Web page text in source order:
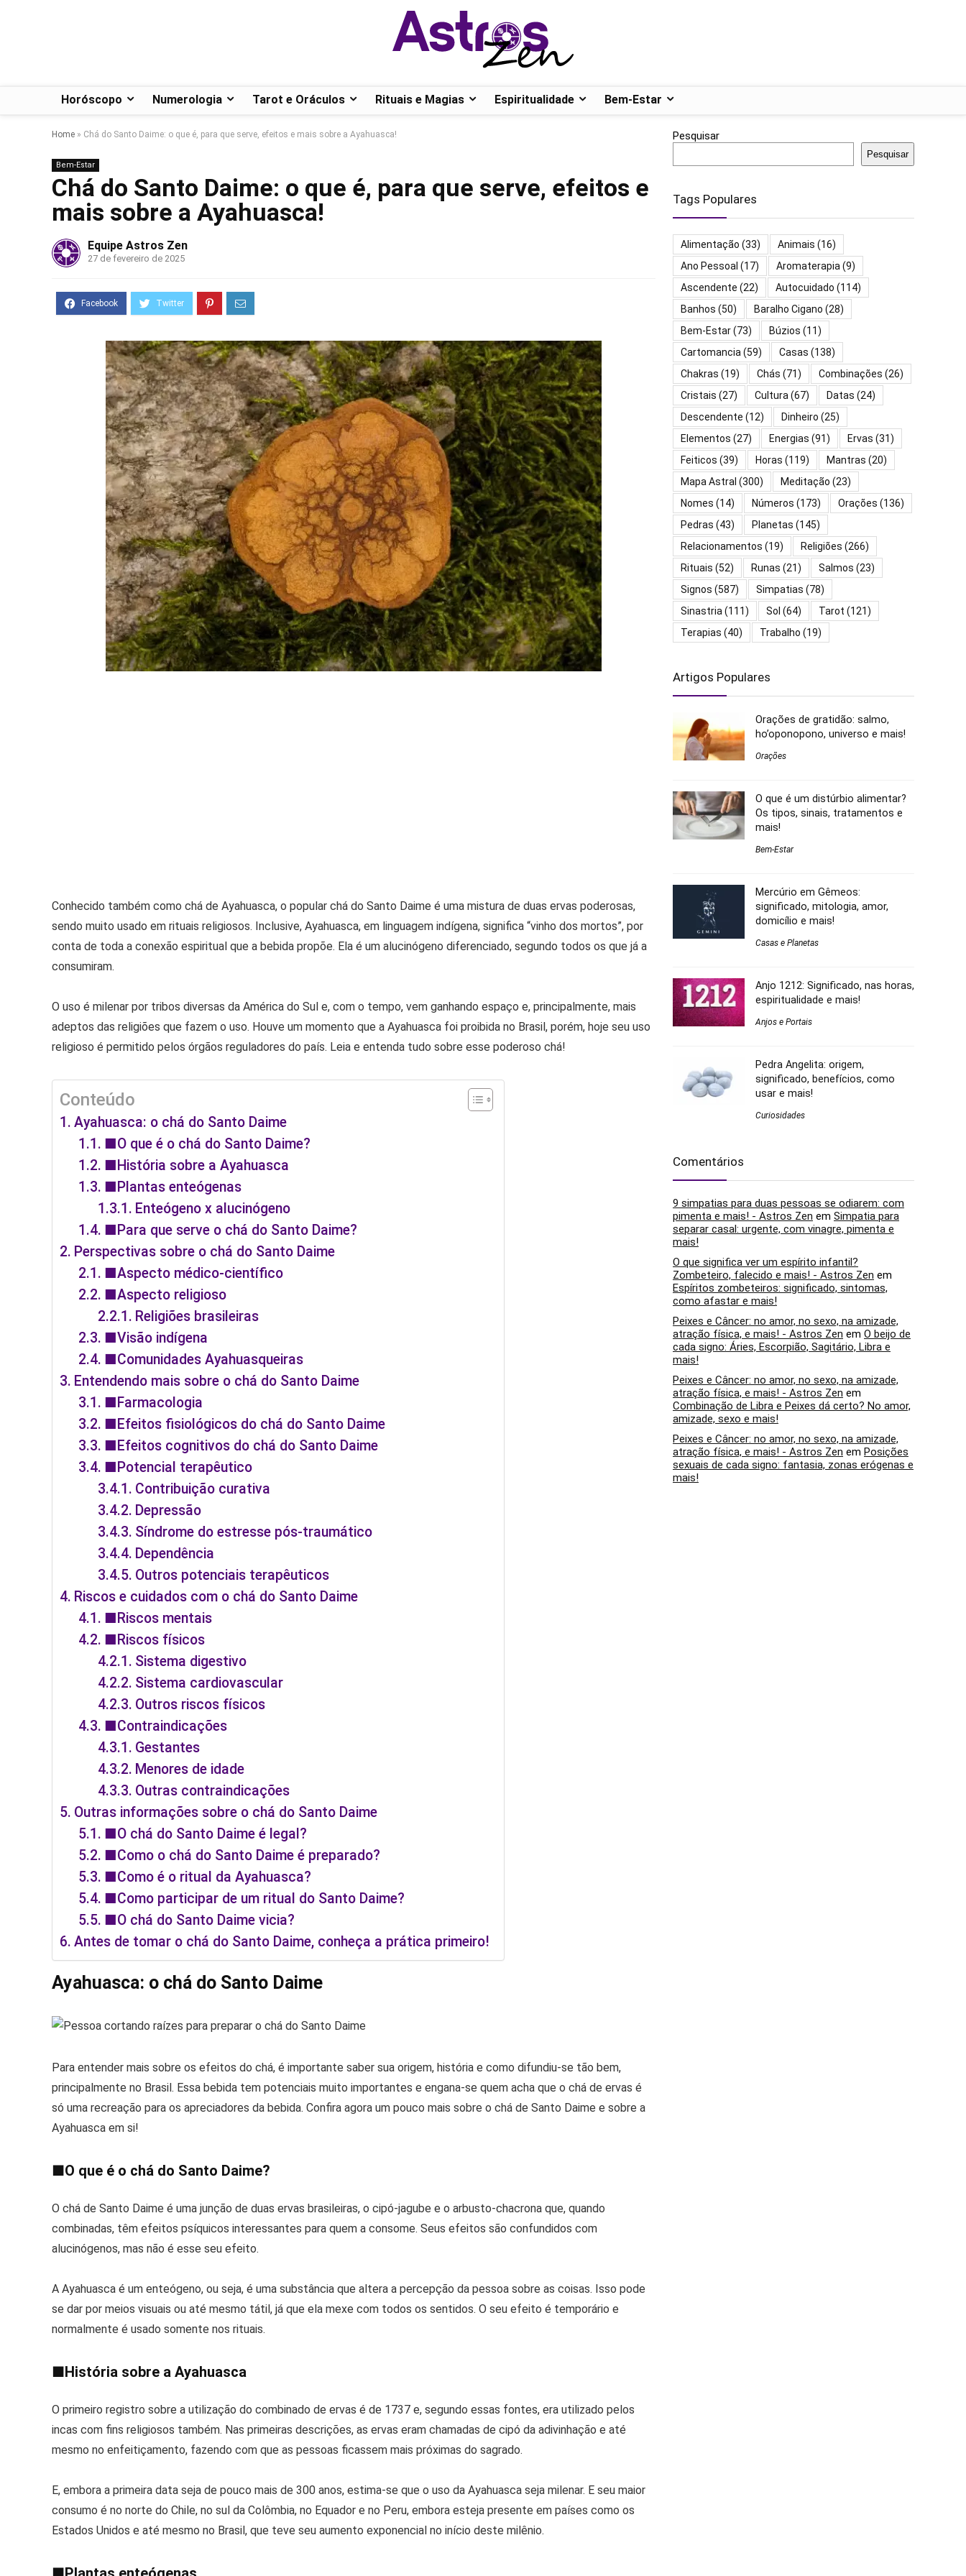
Horóscopo Numerologia Tarot e Oráculos Rituais e Magias Espiritualidade Bem-Estar
Home » Chá do Santo Daime: o que é, para que serve, efeitos e mais sobre a Ayahuasca!
Bem-Estar
Chá do Santo Daime: o que é, para que serve, efeitos e
mais sobre a Ayahuasca!
Equipe Astros Zen
27 de fevereiro de 2025
Conhecido também como chá de Ayahuasca, o popular chá do Santo Daime é uma mistura de duas ervas poderosas,
sendo muito usado em rituais religiosos. Inclusive, Ayahuasca, em linguagem indígena, significa “vinho dos mortos”, por
conta de toda a conexão espiritual que a bebida propõe. Ela é um alucinógeno diferenciado, segundo todos os que já a
consumiram.
O uso é milenar por tribos diversas da América do Sul e, com o tempo, vem ganhando espaço e, principalmente, mais
adeptos das religiões que fazem o uso. Houve um momento que a Ayahuasca foi proibida no Brasil, porém, hoje seu uso
religioso é permitido pelos órgãos reguladores do país. Leia e entenda tudo sobre esse poderoso chá!
Conteúdo
Ayahuasca: o chá do Santo Daime
■O que é o chá do Santo Daime?
■História sobre a Ayahuasca
■Plantas enteógenas
Enteógeno x alucinógeno
■Para que serve o chá do Santo Daime?
Perspectivas sobre o chá do Santo Daime
■Aspecto médico-científico
■Aspecto religioso
Religiões brasileiras
■Visão indígena
■Comunidades Ayahuasqueiras
Entendendo mais sobre o chá do Santo Daime
■Farmacologia
■Efeitos fisiológicos do chá do Santo Daime
■Efeitos cognitivos do chá do Santo Daime
■Potencial terapêutico
Contribuição curativa
Depressão
Síndrome do estresse pós-traumático
Dependência
Outros potenciais terapêuticos
Riscos e cuidados com o chá do Santo Daime
■Riscos mentais
■Riscos físicos
Sistema digestivo
Sistema cardiovascular
Outros riscos físicos
■Contraindicações
Gestantes
Menores de idade
Outras contraindicações
Outras informações sobre o chá do Santo Daime
■O chá do Santo Daime é legal?
■Como o chá do Santo Daime é preparado?
■Como é o ritual da Ayahuasca?
■Como participar de um ritual do Santo Daime?
■O chá do Santo Daime vicia?
Antes de tomar o chá do Santo Daime, conheça a prática primeiro!
Ayahuasca: o chá do Santo Daime
Para entender mais sobre os efeitos do chá, é importante saber sua origem, história e como difundiu-se tão bem,
principalmente no Brasil. Essa bebida tem potenciais muito importantes e engana-se quem acha que o chá de ervas é
só uma recreação para os apreciadores da bebida. Confira agora um pouco mais sobre o chá de Santo Daime e sobre a
Ayahuasca em si!
■O que é o chá do Santo Daime?
O chá de Santo Daime é uma junção de duas ervas brasileiras, o cipó-jagube e o arbusto-chacrona que, quando
combinadas, têm efeitos psíquicos interessantes para quem a consome. Seus efeitos são confundidos com
alucinógenos, mas não é esse seu efeito.
A Ayahuasca é um enteógeno, ou seja, é uma substância que altera a percepção da pessoa sobre as coisas. Isso pode
se dar por meios visuais ou até mesmo tátil, já que ela mexe com todos os sentidos. O seu efeito é temporário e
normalmente é usado somente nos rituais.
■História sobre a Ayahuasca
O primeiro registro sobre a utilização do combinado de ervas é de 1737 e, segundo essas fontes, era utilizado pelos
incas com fins religiosos também. Nas primeiras descrições, as ervas eram chamadas de cipó da adivinhação e até
mesmo no enfeitiçamento, fazendo com que as pessoas ficassem mais próximas do sagrado.
E, embora a primeira data seja de pouco mais de 300 anos, estima-se que o uso da Ayahuasca seja milenar. E seu maior
consumo é no norte do Chile, no sul da Colômbia, no Equador e no Peru, embora esteja presente em países como os
Estados Unidos e até mesmo no Brasil, que teve seu aumento exponencial no início deste milênio.
Pesquisar
Pesquisar
Tags Populares
Alimentação (33) Animais (16)
Ano Pessoal (17) Aromaterapia(9)
Ascendente (22) Autocuidado (114)
Banhos (50) Baralho Cigano (28)
Bem-Estar(73) Búzios (11)
Cartomancia(59) Casas (138)
Chakras (19) Chás (71) Combinações (26)
Cristais (27) Cultura(67) Datas (24)
Descendente (12) Dinheiro (25)
Elementos (27) Energias (91) Ervas (31)
Feiticos (39) Horas (119) Mantras (20)
Mapa Astral (300) Meditação (23)
Nomes (14) Números (173) Orações (136)
Pedras (43) Planetas (145)
Relacionamentos (19) Religiões (266)
Rituais (52) Runas (21) Salmos (23)
Signos (587) Simpatias (78)
Sinastria(111) Sol (64) Tarot (121)
Terapias (40) Trabalho (19)
Artigos Populares
Orações de gratidão: salmo,
ho’oponopono, universo e mais!
Orações
O que é um distúrbio alimentar?
Os tipos, sinais, tratamentos e
mais!
Bem-Estar
Mercúrio em Gêmeos:
significado, mitologia, amor,
domicílio e mais!
Casas e Planetas
Anjo 1212: Significado, nas horas,
espiritualidade e mais!
Anjos e Portais
Pedra Angelita: origem,
significado, benefícios, como
usar e mais!
Curiosidades
Comentários
9 simpatias para duas pessoas se odiarem: com
pimenta e mais! - Astros Zen em Simpatia para
separar casal: urgente, com vinagre, pimenta e
mais!
O que significa ver um espírito infantil?
Zombeteiro, falecido e mais! - Astros Zen em
Espíritos zombeteiros: significado, sintomas,
como afastar e mais!
Peixes e Câncer: no amor, no sexo, na amizade,
atração física, e mais! - Astros Zen em O beijo de
cada signo: Áries, Escorpião, Sagitário, Libra e
mais!
Peixes e Câncer: no amor, no sexo, na amizade,
atração física, e mais! - Astros Zen em
Combinação de Libra e Peixes dá certo? No amor,
amizade, sexo e mais!
Peixes e Câncer: no amor, no sexo, na amizade,
atração física, e mais! - Astros Zen em Posições
sexuais de cada signo: fantasia, zonas erógenas e
mais!